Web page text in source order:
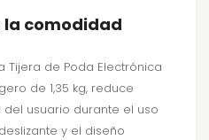
la comodidad
Tijera de Poda Electrónica
de 1,35 kg, reduce
usuario durante el uso
y el diseño